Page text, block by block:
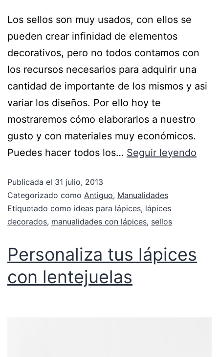
Los sellos son muy usados, con ellos se
pueden crear infinidad de elementos
decorativos, pero no todos contamos con
los recursos necesarios para adquirir una
cantidad de importante de los mismos y asi
variar los diseños. Por ello hoy te
mostraremos cómo elaborarlos a nuestro
gusto y con materiales muy económicos.
Puedes hacer todos los… Seguir leyendo
Publicada el 31 julio, 2013
Categorizado como Antiguo, Manualidades
Etiquetado como ideas para lápices, lápices
decorados, manualidades con lápices, sellos
Personaliza tus lápices
con lentejuelas